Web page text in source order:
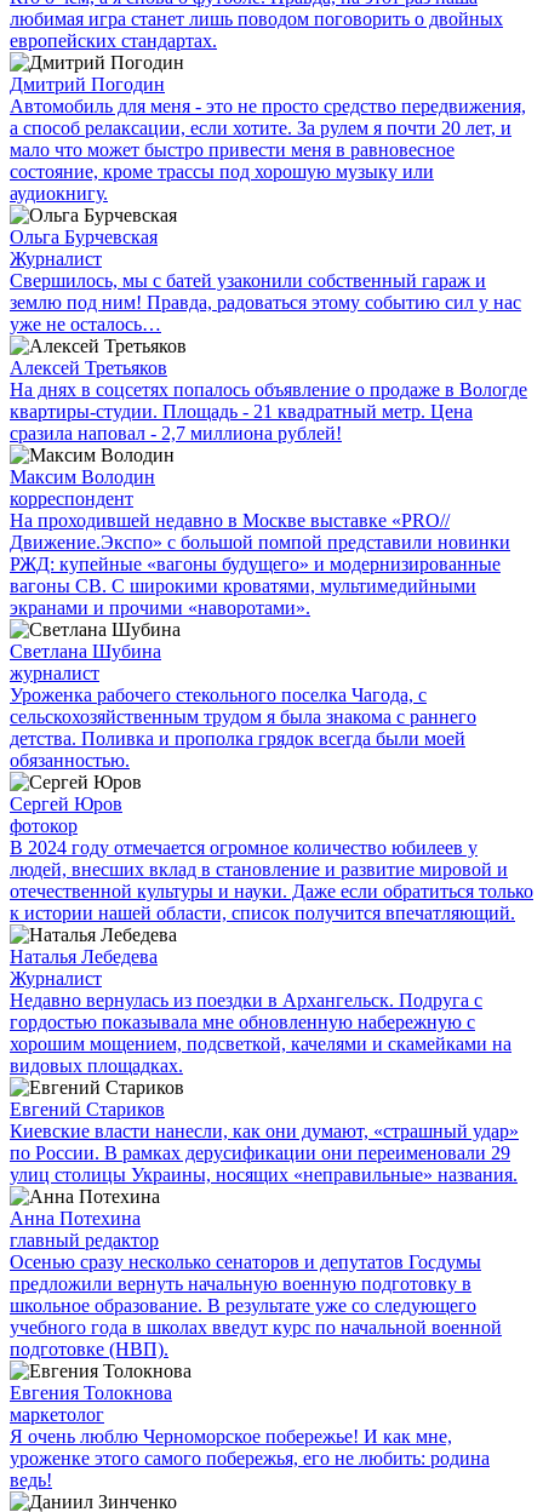
любимая игра станет лишь поводом поговорить о двойных
европейских стандартах.
Дмитрий Погодин
Автомобиль для меня - это не просто средство передвижения,
а способ релаксации, если хотите. За рулем я почти 20 лет, и
мало что может быстро привести меня в равновесное
состояние, кроме трассы под хорошую музыку или
аудиокнигу.
Ольга Бурчевская
Журналист
Свершилось, мы с батей узаконили собственный гараж и
землю под ним! Правда, радоваться этому событию сил у нас
уже не осталось…
Алексей Третьяков
На днях в соцсетях попалось объявление о продаже в Вологде
квартиры-студии. Площадь - 21 квадратный метр. Цена
сразила наповал - 2,7 миллиона рублей!
Максим Володин
корреспондент
На проходившей недавно в Мос­кве выставке «PRO//
Движение.Экспо» с большой помпой представили новинки
РЖД: купейные «вагоны будущего» и модернизированные
вагоны СВ. С широкими кроватями, мультимедийными
экранами и прочими «наворотами».
Светлана Шубина
журналист
Уроженка рабочего стекольного поселка Чагода, с
сельскохозяйственным трудом я была знакома с раннего
детства. Поливка и прополка грядок всегда были моей
обязанностью.
Сергей Юров
фотокор
В 2024 году отмечается огромное количество юбилеев у
людей, внесших вклад в становление и развитие мировой и
отечественной культуры и науки. Даже если обратиться только
к истории нашей области, список получится впечатляющий.
Наталья Лебедева
Журналист
Недавно вернулась из поездки в Архангельск. Подруга с
гордостью показывала мне обновленную набережную с
хорошим мощением, подсветкой, качелями и скамейками на
видовых площадках.
Евгений Стариков
Киевские власти нанесли, как они думают, «страшный удар»
по России. В рамках дерусификации они переименовали 29
улиц столицы Украины, носящих «неправильные» названия.
Анна Потехина
главный редактор
Осенью сразу несколько сенаторов и депутатов Госдумы
предложили вернуть начальную военную подготовку в
школьное образование. В результате уже со следующего
учебного года в школах введут курс по начальной военной
подготовке (НВП).
Евгения Толокнова
маркетолог
Я очень люблю Черноморское побережье! И как мне,
уроженке этого самого побережья, его не любить: родина
ведь!